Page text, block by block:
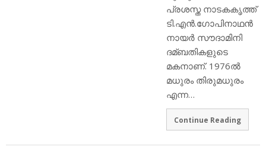
പ്രശസ്ത നാടകകൃത്ത്
ടി.എന്‍.ഗോപിനാഥന്‍
നായര്‍ സൗദാമിനി
ദമ്ബതികളുടെ
മകനാണ്. 1976ല്‍
മധുരം തിരുമധുരം
എന്ന…
Continue Reading